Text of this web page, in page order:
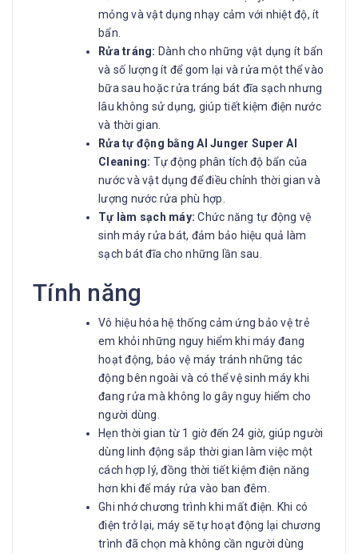
mỏng và vật dụng nhạy cảm với nhiệt độ, ít
bẩn.
Rửa tráng: Dành cho những vật dụng ít bẩn
và số lượng ít để gom lại và rửa một thể vào
bữa sau hoặc rửa tráng bát đĩa sạch nhưng
lâu không sử dụng, giúp tiết kiệm điện nước
và thời gian.
Rửa tự động bằng AI Junger Super AI
Cleaning: Tự động phân tích độ bẩn của
nước và vật dụng để điều chỉnh thời gian và
lượng nước rửa phù hợp.
Tự làm sạch máy: Chức năng tự động vệ
sinh máy rửa bát, đảm bảo hiệu quả làm
sạch bát đĩa cho những lần sau.
Tính năng
Vô hiệu hóa hệ thống cảm ứng bảo vệ trẻ
em khỏi những nguy hiểm khi máy đang
hoạt động, bảo vệ máy tránh những tác
động bên ngoài và có thể vệ sinh máy khi
đang rửa mà không lo gây nguy hiểm cho
người dùng.
Hẹn thời gian từ 1 giờ đến 24 giờ, giúp người
dùng linh động sắp thời gian làm việc một
cách hợp lý, đồng thời tiết kiệm điện năng
hơn khi để máy rửa vào ban đêm.
Ghi nhớ chương trình khi mất điện. Khi có
điện trở lại, máy sẽ tự hoạt động lại chương
trình đã chọn mà không cần người dùng